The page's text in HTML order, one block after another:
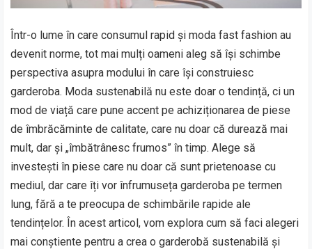
Într-o lume în care consumul rapid și moda fast fashion au
devenit norme, tot mai mulți oameni aleg să își schimbe
perspectiva asupra modului în care își construiesc
garderoba. Moda sustenabilă nu este doar o tendință, ci un
mod de viață care pune accent pe achiziționarea de piese
de îmbrăcăminte de calitate, care nu doar că durează mai
mult, dar și „îmbătrânesc frumos” în timp. Alege să
investești în piese care nu doar că sunt prietenoase cu
mediul, dar care îți vor înfrumuseța garderoba pe termen
lung, fără a te preocupa de schimbările rapide ale
tendințelor. În acest articol, vom explora cum să faci alegeri
mai conștiente pentru a crea o garderobă sustenabilă și